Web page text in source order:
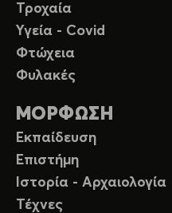
Τροχαία
Υγεία - Covid
Φτώχεια
Φυλακές
ΜΟΡΦΩΣΗ
Εκπαίδευση
Επιστήμη
Ιστορία - Αρχαιολογία
Τέχνες